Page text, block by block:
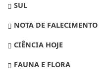
SUL
NOTA DE FALECIMENTO
CIÊNCIA HOJE
FAUNA E FLORA